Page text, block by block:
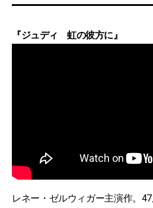
『ジュディ 虹の彼方に』
レネー・ゼルウィガー主演作。